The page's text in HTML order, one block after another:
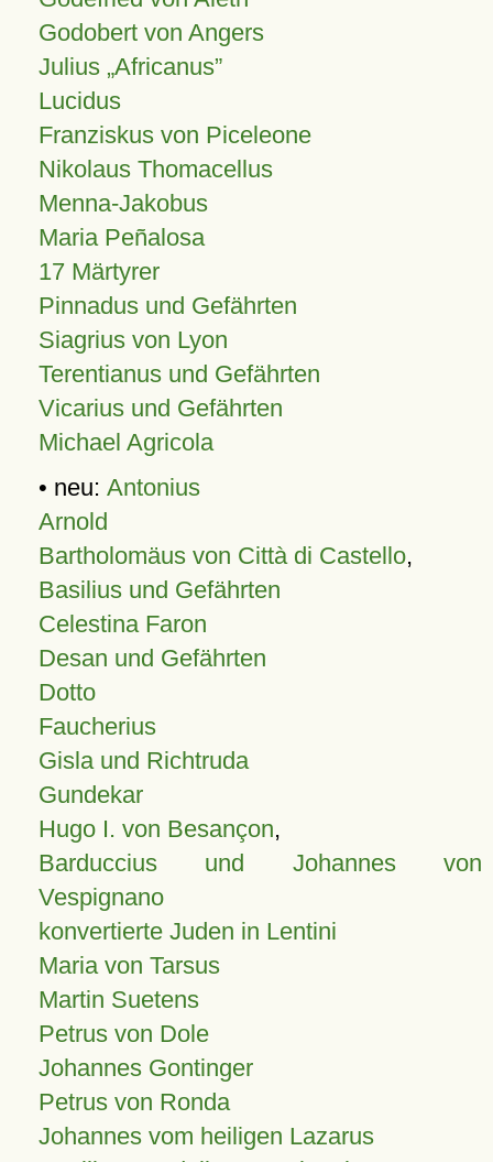
Godobert von Angers
Julius Africanus
Lucidus
Franziskus von Piceleone
Nikolaus Thomacellus
Menna-Jakobus
Maria Peñalosa
17 Märtyrer
Pinnadus und Gefährten
Siagrius von Lyon
Terentianus und Gefährten
Vicarius und Gefährten
Michael Agricola
• neu: Antonius
Arnold
Bartholomäus von Città di Castello,
Basilius und Gefährten
Celestina Faron
Desan und Gefährten
Dotto
Faucherius
Gisla und Richtruda
Gundekar
Hugo I. von Besançon,
Barduccius und Johannes von
Vespignano
konvertierte Juden in Lentini
Maria von Tarsus
Martin Suetens
Petrus von Dole
Johannes Gontinger
Petrus von Ronda
Johannes vom heiligen Lazarus